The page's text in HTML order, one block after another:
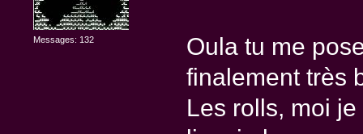
Messages: 132
Oula tu me
finalement très
Les rolls, moi